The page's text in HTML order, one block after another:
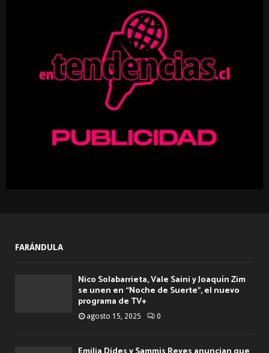
FARÁNDULA
Nico Solabarrieta, Vale Saini y Joaquín Zim
se unen en “Noche de Suerte”, el nuevo
programa de TV+
agosto 15, 2025 0